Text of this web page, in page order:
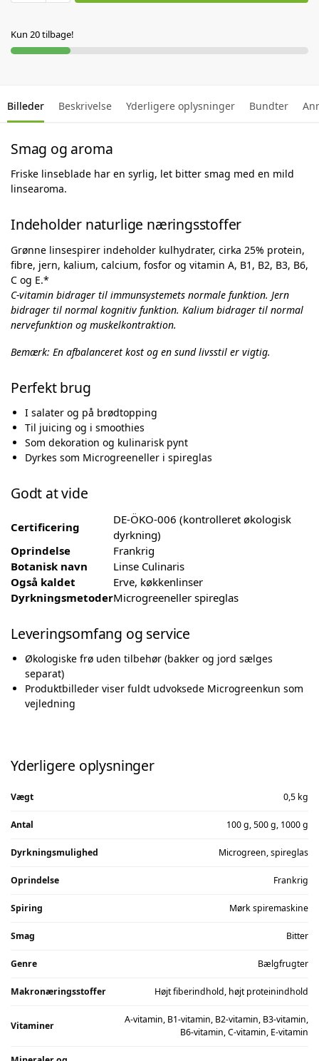
Kun 20 tilbage!
Billeder Beskrivelse Yderligere oplysninger Bundter
Smag og aroma
Friske linseblade har en syrlig, let bitter smag med en mild
linsearoma.
Indeholder naturlige næringsstoffer
Grønne linsespirer indeholder kulhydrater, cirka 25% protein,
fibre, jern, kalium, calcium, fosfor og vitamin A, B1, B2, B3, B6,
C og E.*
C-vitamin bidrager til immunsystemets normale funktion. Jern
bidrager til normal kognitiv funktion. Kalium bidrager til normal
nervefunktion og muskelkontraktion.
Bemærk: En afbalanceret kost og en sund livsstil er vigtig.
Perfekt brug
I salater og på brødtopping
Til juicing og i smoothies
Som dekoration og kulinarisk pynt
Dyrkes som Microgreeneller i spireglas
Godt at vide
Certificering
DE-ÖKO-006 (kontrolleret økologisk
dyrkning)
Oprindelse
Frankrig
Botanisk navn
Linse Culinaris
Også kaldet
Erve, køkkenlinser
DyrkningsmetoderMicrogreeneller spireglas
Leveringsomfang og service
Økologiske frø uden tilbehør (bakker og jord sælges
separat)
Produktbilleder viser fuldt udvoksede Microgreenkun som
vejledning
Yderligere oplysninger
Vægt 0,5 kg
Antal 100 g, 500 g, 1000 g
Dyrkningsmulighed Microgreen, spireglas
Oprindelse Frankrig
Spiring Mørk spiremaskine
Smag Bitter
Genre Bælgfrugter
Makronæringsstoffer Højt fiberindhold, højt proteinindhold
Vitaminer
A-vitamin, B1-vitamin, B2-vitamin, B3-vitamin,
B6-vitamin, C-vitamin, E-vitamin